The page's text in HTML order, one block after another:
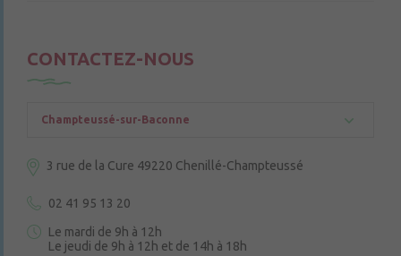
CONTACTEZ-NOUS
Champteussé-sur-Baconne
3 rue de la Cure 49220 Chenillé-Champteussé
02 41 95 13 20
Le mardi de 9h à 12h
Le jeudi de 9h à 12h et de 14h à 18h